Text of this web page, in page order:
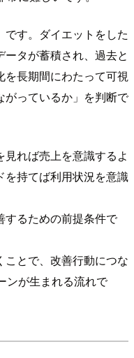
す。ダイエットをした
タが蓄積され、過去と
を長期間にわたって可視
がっているか」を判断で
れば売上を意識するよ
を持てば利用状況を意識
するための前提条件で
ことで、改善行動につな
ンが生まれる流れで